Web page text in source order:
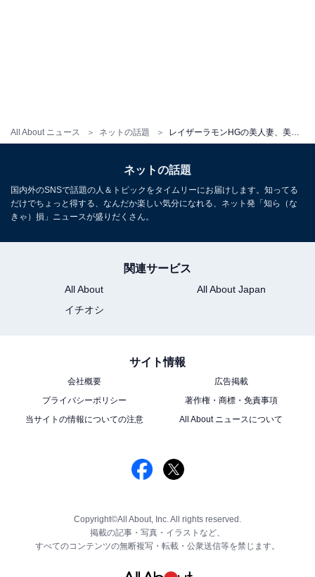
All About ニュース ネットの話題
ネットの話題
国内外のSNSで話題の人＆トピックをタイムリーにお届けします。知ってる
だけでちょっと得する、なんだか楽しい気分になれる、ネット発「知ら（な
きゃ）損」ニュースが盛りだくさん。
関連サービス
All About
All About Japan
イチオシ
サイト情報
会社概要
広告掲載
プライバシーポリシー
著作権・商標・免責事項
当サイトの情報についての注意
All About ニュースについて
Copyright©All About, Inc. All rights reserved.
掲載の記事・写真・イラストなど、
すべてのコンテンツの無断複写・転載・公衆送信等を禁じます。